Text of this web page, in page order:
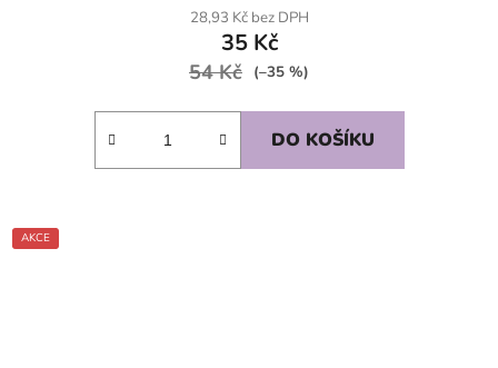
28,93 Kč bez DPH
35 Kč
54 Kč (–35 %)
DO KOŠÍKU
AKCE